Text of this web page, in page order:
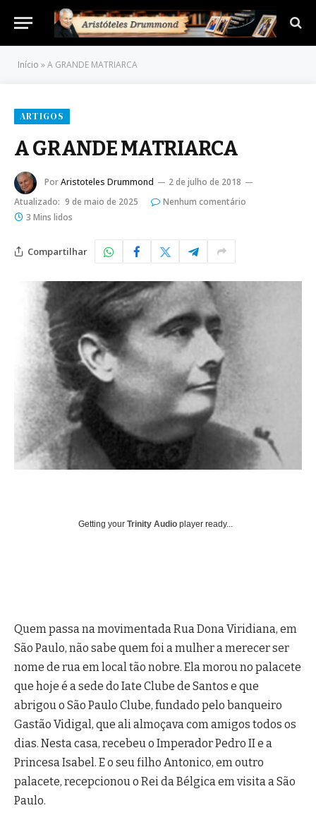
Início »A GRANDE MATRIARCA
ARTIGOS
A GRANDE MATRIARCA
PorAristoteles Drummond
2 de julho de 2018
Atualizado: 9 de maio de 2025
Nenhum comentário
3 Mins lidos
Compartilhar
Getting your Trinity Audio player ready...
Quem passa na movimentada Rua Dona Viridiana, em
São Paulo, não sabe quem foi a mulher a merecer ser
nome de rua em local tão nobre. Ela morou no palacete
que hoje é a sede do Iate Clube de Santos e que
abrigou o São Paulo Clube, fundado pelo banqueiro
Gastão Vidigal, que ali almoçava com amigos todos os
dias. Nesta casa, recebeu o Imperador Pedro II e a
Princesa Isabel. E o seu filho Antonico, em outro
palacete, recepcionou o Rei da Bélgica em visita a São
Paulo.